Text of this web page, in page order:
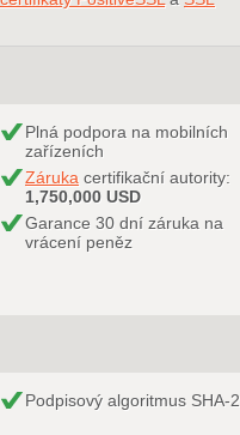
Plná podpora na mobilních
zařízeních
Záruka certifikační autority:
1,750,000 USD
Garance 30 dní záruka na
vrácení peněz
Podpisový algoritmus SHA-2